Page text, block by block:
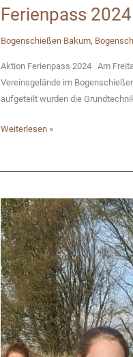
Ferienpass 2024
Bogenschießen Bakum,
Aktion Ferienpass 2024 Am
Vereinsgelände im
aufgeteilt wurden die
Ferienpass
Weiterlesen »